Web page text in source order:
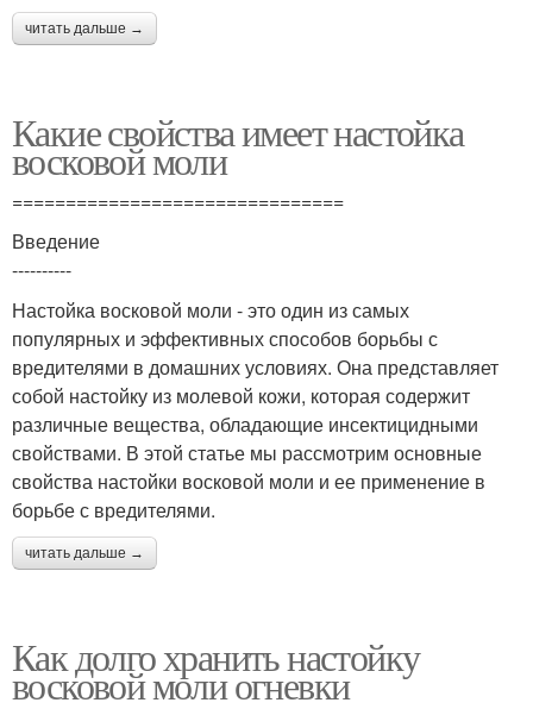
читать дальше →
Какие свойства имеет настойка
восковой моли
===============================
Введение
----------
Настойка восковой моли - это один из самых
популярных и эффективных способов борьбы с
вредителями в домашних условиях. Она представляет
собой настойку из молевой кожи, которая содержит
различные вещества, обладающие инсектицидными
свойствами. В этой статье мы рассмотрим основные
свойства настойки восковой моли и ее применение в
борьбе с вредителями.
читать дальше →
Как долго хранить настойку
восковой моли огневки